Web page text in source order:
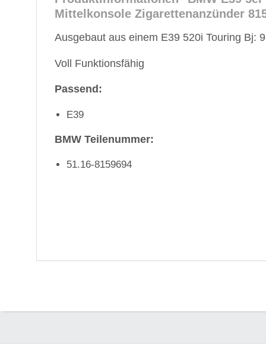
Mittelkonsole Zigarettenanzünder
Ausgebaut aus einem E39 520i Touring Bj:
Voll Funktionsfähig
Passend:
E39
BMW Teilenummer:
51.16-8159694